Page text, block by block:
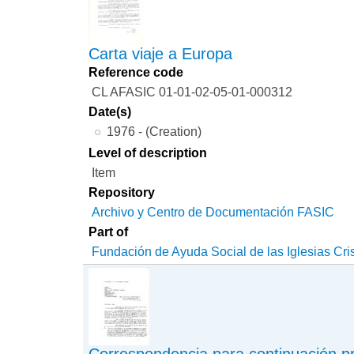
Carta viaje a Europa
Reference code
CL AFASIC 01-01-02-05-01-000312
Date(s)
1976 - (Creation)
Level of description
Item
Repository
Archivo y Centro de Documentación FASIC
Part of
Fundación de Ayuda Social de las Iglesias